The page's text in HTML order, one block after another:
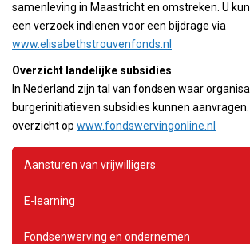
samenleving in Maastricht en omstreken. U
een verzoek indienen voor een bijdrage via
www.elisabethstrouvenfonds.nl
Overzicht landelijke subsidies
In Nederland zijn tal van fondsen waar
burgerinitiatieven subsidies kunnen
overzicht op www.fondswervingonline.nl
Aansturen van vrijwilligers
E-learning
Fondsenwerving en ondernemen